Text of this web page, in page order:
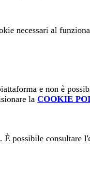
necessari al
e non è
la COOKIE
possibile consultare